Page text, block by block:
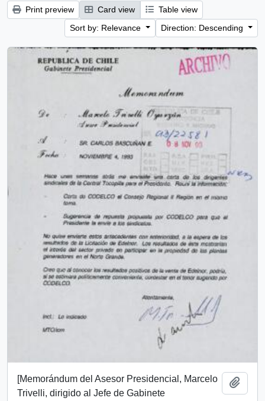
Print preview Card view
Table view
Sort by: Relevance
Direction: Descending
[Memorándum del Asesor Presidencial, Marcelo
Trivelli, dirigido al Jefe de Gabinete